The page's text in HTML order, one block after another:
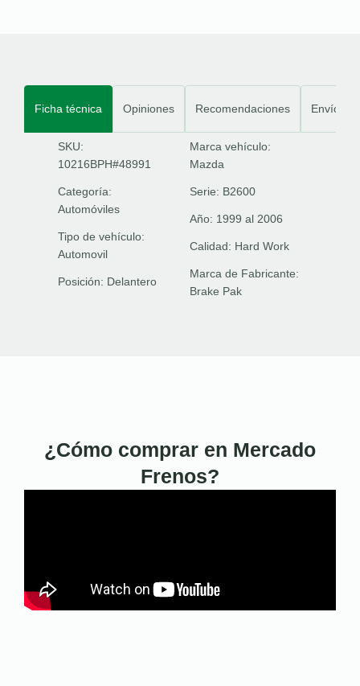
Ficha técnica Opiniones Recomendaciones Envíos
SKU:
10216BPH#48991
Categoría:
Automóviles
Tipo de vehículo:
Automovil
Posición: Delantero
Marca vehículo:
Mazda
Serie: B2600
Año: 1999 al 2006
Calidad: Hard Work
Marca de Fabricante:
Brake Pak
¿Cómo comprar en Mercado
Frenos?